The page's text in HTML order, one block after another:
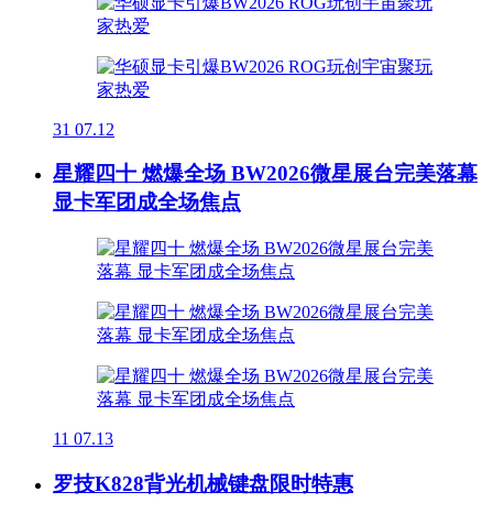
31 07.12
星耀四十 燃爆全场 BW2026微星展台完美落幕
显卡军团成全场焦点
11 07.13
罗技K828背光机械键盘限时特惠